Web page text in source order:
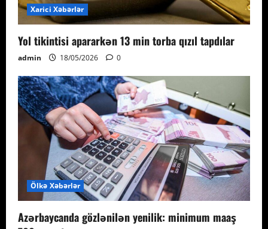
Xarici Xəbərlər
Yol tikintisi apararkən 13 min torba qızıl tapdılar
admin 18/05/2026 0
Ölkə Xəbərlər
Azərbaycanda gözlənilən yenilik: minimum maaş